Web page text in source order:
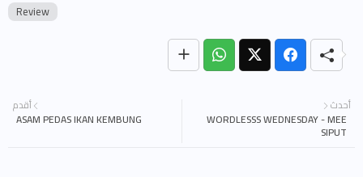
Review
أحدث
WORDLESSS WEDNESDAY - MEE
SIPUT
أقدم
ASAM PEDAS IKAN KEMBUNG